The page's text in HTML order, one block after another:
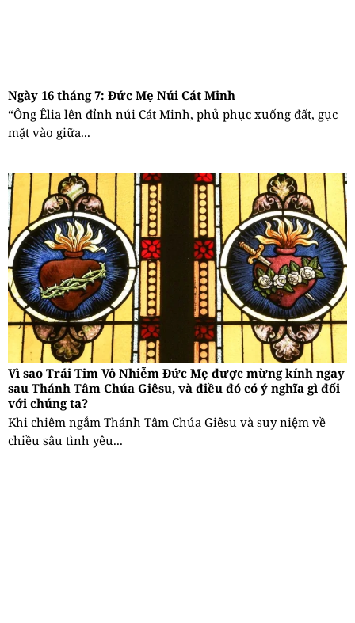
Ngày 16 tháng 7: Đức Mẹ Núi Cát Minh
“Ông Êlia lên đỉnh núi Cát Minh, phủ phục xuống đất, gục
mặt vào giữa...
Vì sao Trái Tim Vô Nhiễm Đức Mẹ được mừng kính ngay
sau Thánh Tâm Chúa Giêsu, và điều đó có ý nghĩa gì đối
với chúng ta?
Khi chiêm ngắm Thánh Tâm Chúa Giêsu và suy niệm về
chiều sâu tình yêu...